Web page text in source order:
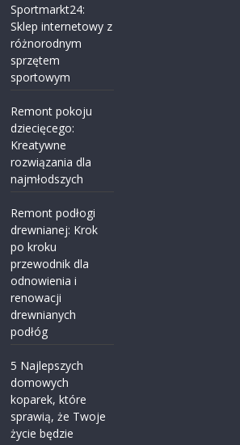
Sportmarkt24:
Sklep internetowy z
różnorodnym
sprzętem
sportowym
Remont pokoju
dziecięcego:
Kreatywne
rozwiązania dla
najmłodszych
Remont podłogi
drewnianej: Krok
po kroku
przewodnik dla
odnowienia i
renowacji
drewnianych
podłóg
5 Najlepszych
domowych
koparek, które
sprawią, że Twoje
życie będzie